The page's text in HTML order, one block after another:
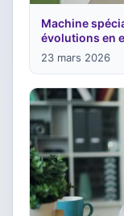
Machine
évolutions en
23 mars 2026